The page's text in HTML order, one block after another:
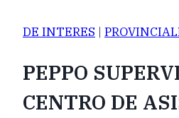
DE INTERES |
PEPPO
CENTRO DE